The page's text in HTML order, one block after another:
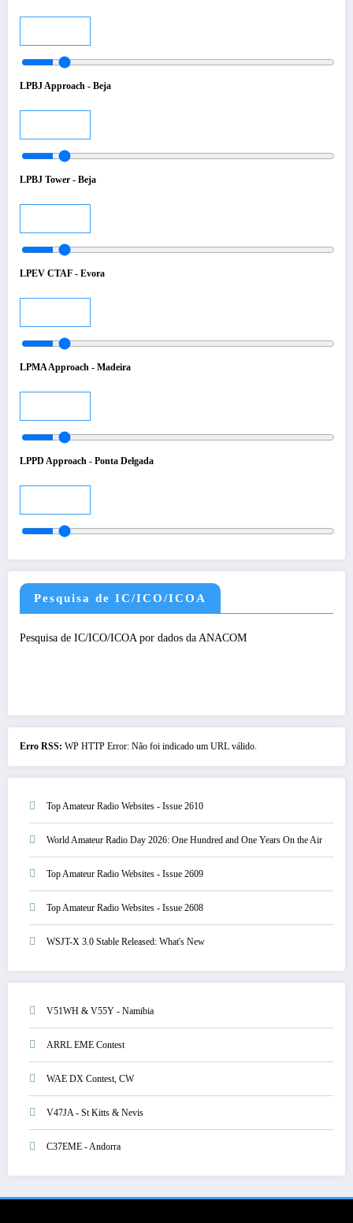
LPBJ Approach - Beja
LPBJ Tower - Beja
LPEV CTAF - Evora
LPMA Approach - Madeira
LPPD Approach - Ponta Delgada
Pesquisa de IC/ICO/ICOA
Pesquisa de IC/ICO/ICOA por dados da ANACOM
Erro RSS: WP HTTP Error: Não foi indicado um URL válido.
Top Amateur Radio Websites - Issue 2610
World Amateur Radio Day 2026: One Hundred and One Years On the Air
Top Amateur Radio Websites - Issue 2609
Top Amateur Radio Websites - Issue 2608
WSJT-X 3.0 Stable Released: What's New
V51WH & V55Y - Namibia
ARRL EME Contest
WAE DX Contest, CW
V47JA - St Kitts & Nevis
C37EME - Andorra